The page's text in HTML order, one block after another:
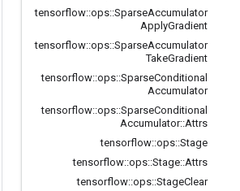
tensorflow::ops::SparseAccumulator
ApplyGradient
tensorflow::ops::SparseAccumulator
TakeGradient
tensorflow::ops::SparseConditional
Accumulator
tensorflow::ops::SparseConditional
Accumulator::Attrs
tensorflow::ops::Stage
tensorflow::ops::Stage::Attrs
tensorflow::ops::StageClear